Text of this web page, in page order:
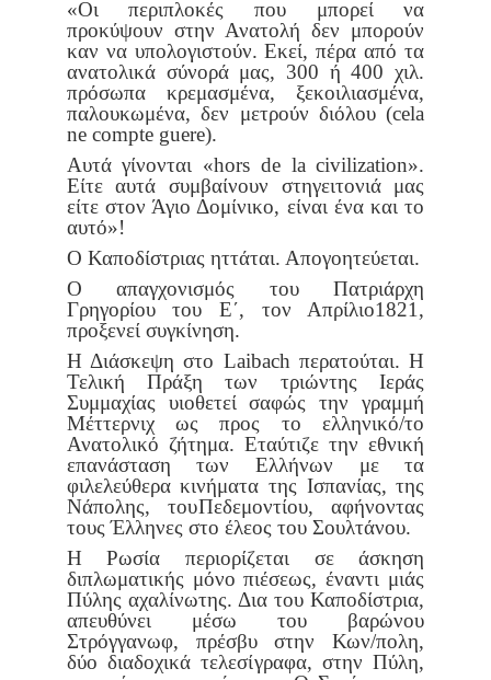
«Οι περιπλοκές που μπορεί να
προκύψουν στην Ανατολή δεν μπορούν
καν να υπολογιστούν. Εκεί, πέρα από τα
ανατολικά σύνορά μας, 300 ή 400 χιλ.
πρόσωπα κρεμασμένα, ξεκοιλιασμένα,
παλουκωμένα,δεν μετρούν διόλου (cela
ne compte guere).
Αυτά γίνονται «hors de la civilization».
Είτε αυτά συμβαίνουν στηγειτονιά μας
είτε στον Άγιο Δομίνικο, είναι ένα και το
αυτό»!
Ο Καποδίστριας ηττάται. Απογοητεύεται.
Ο απαγχονισμός του Πατριάρχη
Γρηγορίου του Ε΄, τον Απρίλιο1821,
προξενεί συγκίνηση.
Η Διάσκεψη στο Laibach περατούται. Η
Τελική Πράξη των τριώντης Ιεράς
Συμμαχίας υιοθετεί σαφώς την γραμμή
Μέττερνιχ ως προς τοελληνικό/το
Ανατολικό ζήτημα. Εταύτιζε την εθνική
επανάσταση των Ελλήνων με τα
φιλελεύθερα κινήματα της Ισπανίας, της
Νάπολης, τουΠεδεμοντίου, αφήνοντας
τους Έλληνες στο έλεος του Σουλτάνου.
Η Ρωσία περιορίζεται σε άσκηση
διπλωματικής μόνο πιέσεως, έναντι μιάς
Πύλης αχαλίνωτης. Δια του Καποδίστρια,
απευθύνει μέσω του βαρώνου
Στρόγγανωφ, πρέσβυ στην Κων/πολη,
δύο διαδοχικά τελεσίγραφα, στην Πύλη,